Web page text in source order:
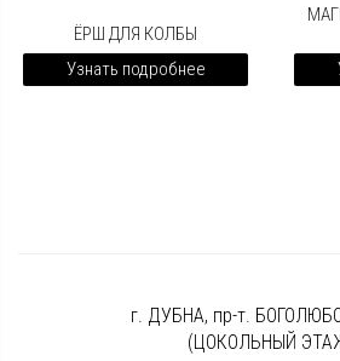
ЁРШ ДЛЯ КОЛБЫ
Узнать подробнее
г. ДУБНА, пр-т.
(ЦОКОЛЬНЫЙ